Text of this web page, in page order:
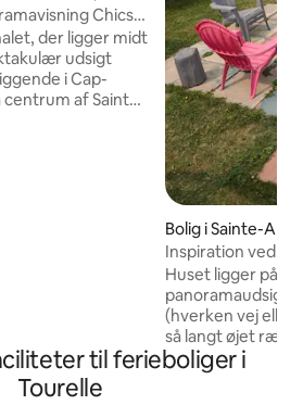
Chics-
der ligger midt
udsigt
i Cap-
af Sainte-
Bolig i Sainte-
nts
Inspiration ved
Huset ligger på
panoramaudsigt
(hverken vej eller
så langt øjet
Velkommen til
bjerge. Uanset
til ferieboliger i
Tourelle